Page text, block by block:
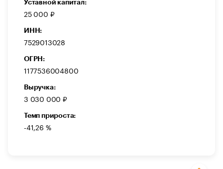
Уставной капитал:
25 000 ₽
ИНН:
7529013028
ОГРН:
1177536004800
Выручка:
3 030 000 ₽
Темп прироста:
-41,26 %